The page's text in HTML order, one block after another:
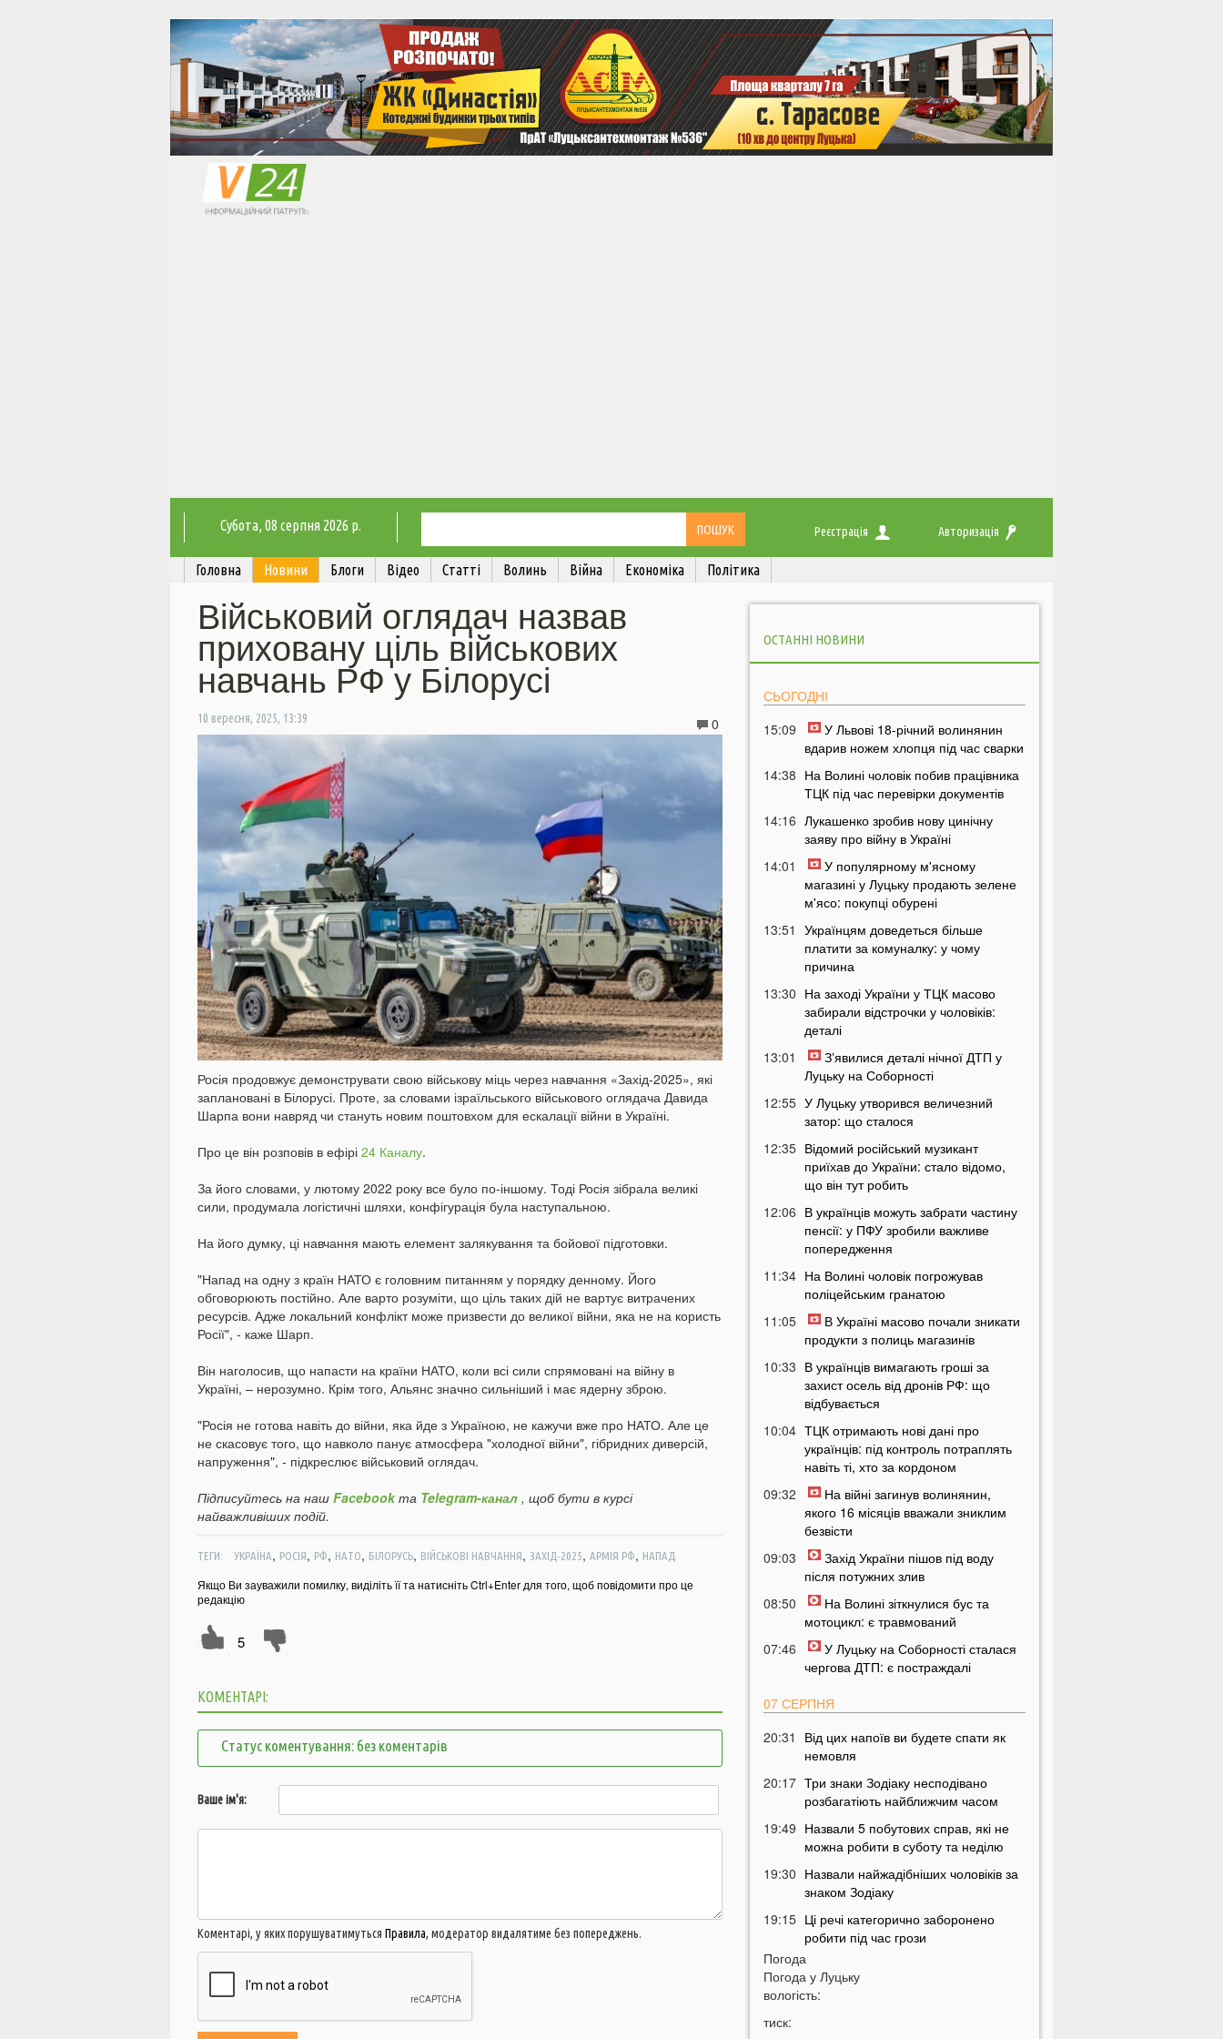
Субота, 08 серпня 2026 р. Реєстрація Авторизація
Головна Новини Блоги Відео Статті Волинь Війна Економіка Політика
Військовий оглядач назвав
приховану ціль військових
навчань РФ у Білорусі
10 вересня, 2025, 13:39 0
Росія продовжує демонструвати свою військову міць через навчання «Захід-2025», які
заплановані в Білорусі. Проте, за словами ізраїльського військового оглядача Давида
Шарпа вони навряд чи стануть новим поштовхом для ескалації війни в Україні.
Про це він розповів в ефірі 24 Каналу.
За його словами, у лютому 2022 року все було по-іншому. Тоді Росія зібрала великі
сили, продумала логістичні шляхи, конфігурація була наступальною.
На його думку, ці навчання мають елемент залякування та бойової підготовки.
"Напад на одну з країн НАТО є головним питанням у порядку денному. Його
обговорюють постійно. Але варто розуміти, що ціль таких дій не вартує витрачених
ресурсів. Адже локальний конфлікт може призвести до великої війни, яка не на користь
Росії", - каже Шарп.
Він наголосив, що напасти на країни НАТО, коли всі сили спрямовані на війну в
Україні, – нерозумно. Крім того, Альянс значно сильніший і має ядерну зброю.
"Росія не готова навіть до війни, яка йде з Україною, не кажучи вже про НАТО. Але це
не скасовує того, що навколо панує атмосфера "холодної війни", гібридних диверсій,
напруження", - підкреслює військовий оглядач.
Підписуйтесь на наш Facebookта Telegram-канал , щоб бути в курсі
найважливіших подій.
ТЕГИ: УКРАЇНА, РОСІЯ, РФ, НАТО, БІЛОРУСЬ, ВІЙСЬКОВІ НАВЧАННЯ, ЗАХІД-2025, АРМІЯ РФ, НАПАД
Якщо Ви зауважили помилку, виділіть її та натисніть Ctrl+Enter для того, щоб повідомити про це
редакцію
5
КОМЕНТАРІ:
Статус коментування: без коментарів
Ваше ім'я:
Коментарі, у яких порушуватимуться Правила, модератор видалятиме без попереджень.
ОСТАННІ НОВИНИ
СЬОГОДНІ
15:09
У Львові 18-річний волинянин
вдарив ножем хлопця під час сварки
14:38 На Волині чоловік побив працівника
ТЦК під час перевірки документів
14:16 Лукашенко зробив нову цинічну
заяву про війну в Україні
14:01
У популярному м'ясному
магазині у Луцьку продають зелене
м'ясо: покупці обурені
13:51
Українцям доведеться більше
платити за комуналку: у чому
причина
13:30 На заході України у ТЦК масово
забирали відстрочки у чоловіків:
деталі
13:01
Зʼявилися деталі нічної ДТП у
Луцьку на Соборності
12:55 У Луцьку утворився величезний
затор: що сталося
12:35 Відомий російський музикант
приїхав до України: стало відомо,
що він тут робить
12:06 В українців можуть забрати частину
пенсії: у ПФУ зробили важливе
попередження
11:34 На Волині чоловік погрожував
поліцейським гранатою
11:05
В Україні масово почали зникати
продукти з полиць магазинів
10:33 В українців вимагають гроші за
захист осель від дронів РФ: що
відбувається
10:04 ТЦК отримають нові дані про
українців: під контроль потраплять
навіть ті, хто за кордоном
09:32
На війні загинув волинянин,
якого 16 місяців вважали зниклим
безвісти
09:03
Захід України пішов під воду
після потужних злив
08:50
На Волині зіткнулися бус та
мотоцикл: є травмований
07:46
У Луцьку на Соборності сталася
чергова ДТП: є постраждалі
07 СЕРПНЯ
20:31
Від цих напоїв ви будете спати як
немовля
20:17 Три знаки Зодіаку несподівано
розбагатіють найближчим часом
19:49 Назвали 5 побутових справ, які не
можна робити в суботу та неділю
19:30 Назвали найжадібніших чоловіків за
знаком Зодіаку
19:15 Ці речі категорично заборонено
робити під час грози
18:52
впіймав 10-кілограмову рибу
Погода
Погода у Луцьку
вологість:
тиск: